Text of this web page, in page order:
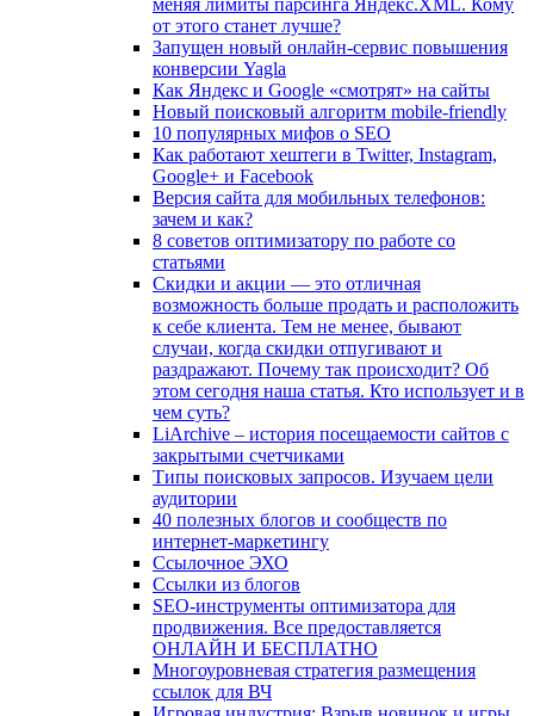
меняя лимиты парсинга Яндекс.XML. Кому
от этого станет лучше?
Запущен новый онлайн-сервис повышения
конверсии Yagla
Как Яндекс и Google «смотрят» на сайты
Новый поисковый алгоритм mobile-friendly
10 популярных мифов о SEO
Как работают хештеги в Twitter, Instagram,
Google+ и Facebook
Версия сайта для мобильных телефонов:
зачем и как?
8 советов оптимизатору по работе со
статьями
Скидки и акции — это отличная
возможность больше продать и расположить
к себе клиента. Тем не менее, бывают
случаи, когда скидки отпугивают и
раздражают. Почему так происходит? Об
этом сегодня наша статья. Кто использует и в
чем суть?
LiArchive – история посещаемости сайтов с
закрытыми счетчиками
Типы поисковых запросов. Изучаем цели
аудитории
40 полезных блогов и сообществ по
интернет-маркетингу
Ссылочное ЭХО
Ссылки из блогов
SEO-инструменты оптимизатора для
продвижения. Все предоставляется
ОНЛАЙН И БЕСПЛАТНО
Многоуровневая стратегия размещения
ссылок для ВЧ